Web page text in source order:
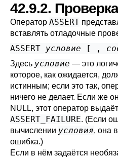
42.9.2.
Оператор ASSERT
вставлять отладочные
ASSERT условие [ ,
Здесь условие — это
которое, как ожидается,
истинным; если это так,
ничего не делает. Если же
NULL, этот оператор
ASSERT_FAILURE. (Если
вычислении условия, она
ошибка.)
Если в нём задаётся